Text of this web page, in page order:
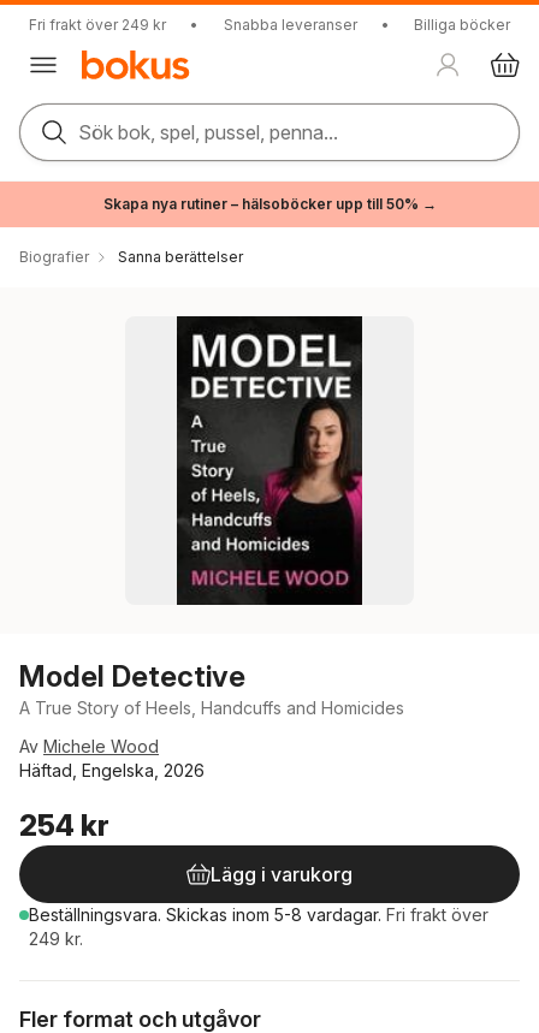
Fri frakt över 249 kr • Snabba leveranser • Billiga böcker
Sök bok, spel, pussel, penna...
Skapa nya rutiner – hälsoböcker upp till 50% →
Biografier Sanna berättelser
Model Detective
A True Story of Heels, Handcuffs and Homicides
Av Michele Wood
Häftad, Engelska, 2026
254 kr
Lägg i varukorg
Beställningsvara. Skickas inom 5-8 vardagar. Fri frakt över
249 kr.
Fler format och utgåvor